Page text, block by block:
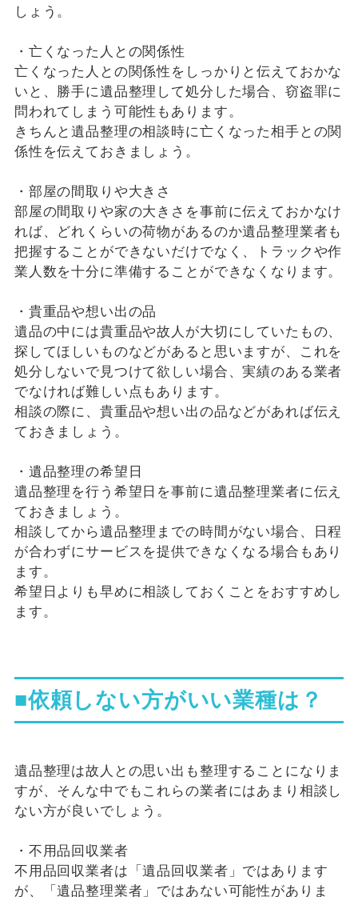
しょう。
・亡くなった人との関係性
亡くなった人との関係性をしっかりと伝えておかな
いと、勝手に遺品整理して処分した場合、窃盗罪に
問われてしまう可能性もあります。
きちんと遺品整理の相談時に亡くなった相手との関
係性を伝えておきましょう。
・部屋の間取りや大きさ
部屋の間取りや家の大きさを事前に伝えておかなけ
れば、どれくらいの荷物があるのか遺品整理業者も
把握することができないだけでなく、トラックや作
業人数を十分に準備することができなくなります。
・貴重品や想い出の品
遺品の中には貴重品や故人が大切にしていたもの、
探してほしいものなどがあると思いますが、これを
処分しないで見つけて欲しい場合、実績のある業者
でなければ難しい点もあります。
相談の際に、貴重品や想い出の品などがあれば伝え
ておきましょう。
・遺品整理の希望日
遺品整理を行う希望日を事前に遺品整理業者に伝え
ておきましょう。
相談してから遺品整理までの時間がない場合、日程
が合わずにサービスを提供できなくなる場合もあり
ます。
希望日よりも早めに相談しておくことをおすすめし
ます。
■依頼しない方がいい業種は？
遺品整理は故人との思い出も整理することになりま
すが、そんな中でもこれらの業者にはあまり相談し
ない方が良いでしょう。
・不用品回収業者
不用品回収業者は「遺品回収業者」ではあります
が、「遺品整理業者」ではあない可能性がありま